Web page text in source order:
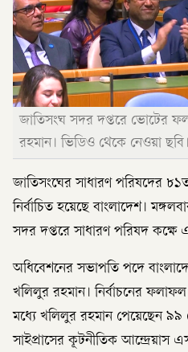
জাতিসংঘ সদর দপ্তরে ভোটের
রহমান। ভিডিও থেকে নেওয়া ছবি।
জাতিসংঘের সাধারণ পরিষদের
নির্বাচিত হয়েছে বাংলাদেশ।
সদর দপ্তরে সাধারণ পরিষদ কক্ষে
অধিবেশনের সভাপতি পদে
খলিলুর রহমান। নির্বাচনের
মধ্যে খলিলুর রহমান পেয়েছেন ৯৯
সাইপ্রাসের কূটনীতিক আন্দ্রেয়াস